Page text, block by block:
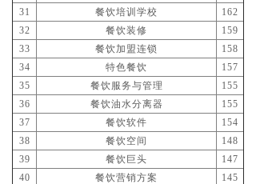
31
餐饮培训学校
162
32
餐饮装修
159
33
餐饮加盟连锁
158
34
特色餐饮
157
35
餐饮服务与管理
155
36
餐饮油水分离器
155
37
餐饮软件
154
38
餐饮空间
148
39
餐饮巨头
147
40
餐饮营销方案
145